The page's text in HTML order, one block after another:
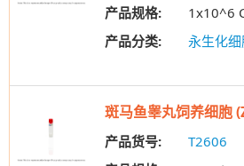
产品规格:
1x10^6
产品分类:
永生化
斑马鱼睾丸饲养细胞
产品货号: T2606